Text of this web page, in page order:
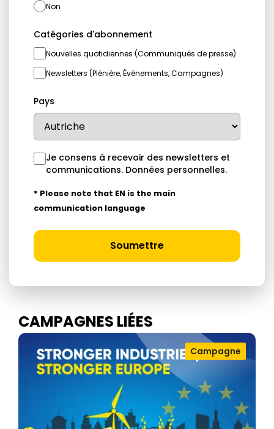
Non
Catégories d'abonnement
Nouvelles quotidiennes (Communiqués de presse)
Newsletters (Plénière, Événements, Campagnes)
Pays
Je consens à recevoir des newsletters et
communications. Données personnelles.
* Please note that EN is the main
communication language
Soumettre
CAMPAGNES LIÉES
Campagne